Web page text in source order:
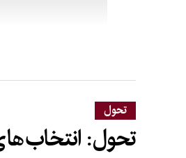
تحول
تحول: